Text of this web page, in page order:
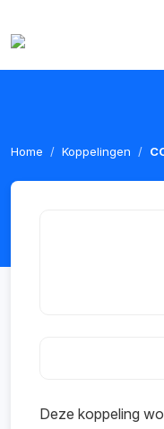
Home Koppelingen
Deze koppeling